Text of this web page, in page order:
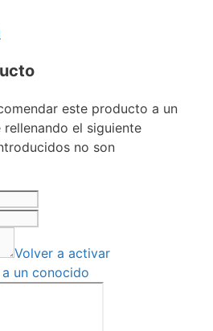
este producto a un
el siguiente
no son
Volver a activar
un conocido